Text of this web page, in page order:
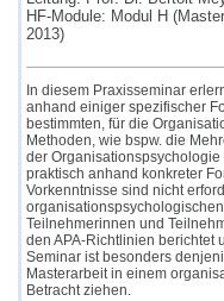
HF-Module: Modul H
2013)
In diesem Praxisseminar
anhand einiger spezifischer
bestimmten, für die
Methoden, wie bspw. die
der
praktisch anhand konkreter
Vorkenntnisse sind nicht
Teilnehmerinnen und
den APA-Richtlinien berichtet
Seminar ist besonders
Masterarbeit in einem
Betracht ziehen.